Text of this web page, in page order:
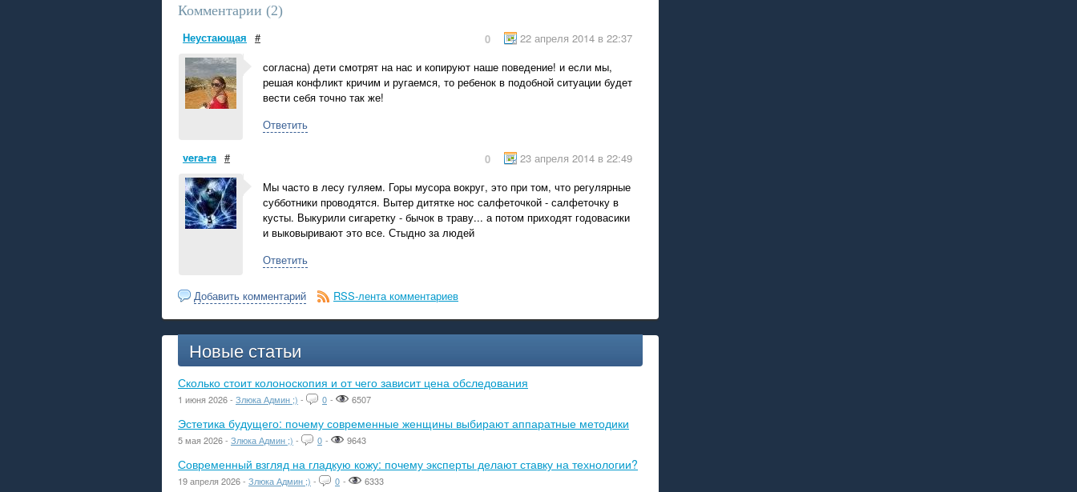
Комментарии (2)
Неустающая # 22 апреля 2014 в 22:37
0
согласна) дети смотрят на нас и копируют наше поведение! и если мы,
решая конфликт кричим и ругаемся, то ребенок в подобной ситуации будет
вести себя точно так же!
Ответить
vera-ra # 23 апреля 2014 в 22:49
0
Мы часто в лесу гуляем. Горы мусора вокруг, это при том, что регулярные
субботники проводятся. Вытер дитятке нос салфеточкой - салфеточку в
кусты. Выкурили сигаретку - бычок в траву... а потом приходят годовасики
и выковыривают это все. Стыдно за людей
Ответить
Добавить комментарий RSS-лента комментариев
Новые статьи
Сколько стоит колоноскопия и от чего зависит цена обследования
1 июня 2026 - Злюка Админ ;) - 0 - 6507
Эстетика будущего: почему современные женщины выбирают аппаратные методики
5 мая 2026 - Злюка Админ ;) - 0 - 9643
Современный взгляд на гладкую кожу: почему эксперты делают ставку на технологии?
19 апреля 2026 - Злюка Админ ;) - 0 - 6333